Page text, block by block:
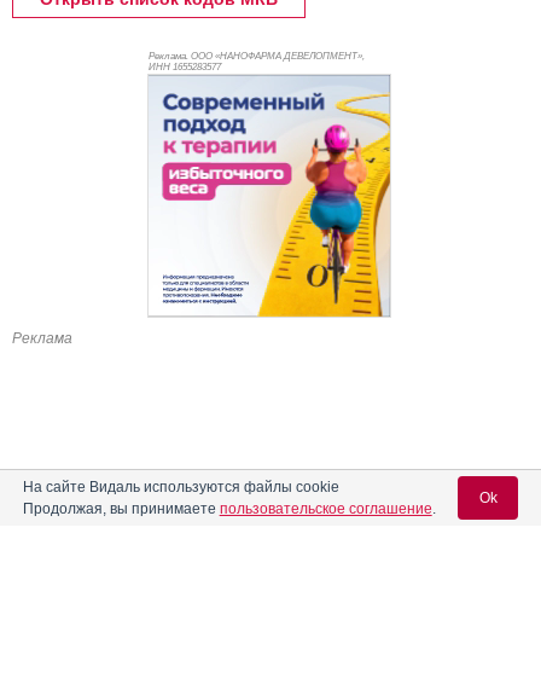
Реклама. ООО «НАНОФАРМА ДЕВЕЛОПМЕНТ»,
ИНН 1655283577
Реклама
На сайте Видаль используются файлы cookie
Продолжая, вы принимаете пользовательское соглашение.
Ok